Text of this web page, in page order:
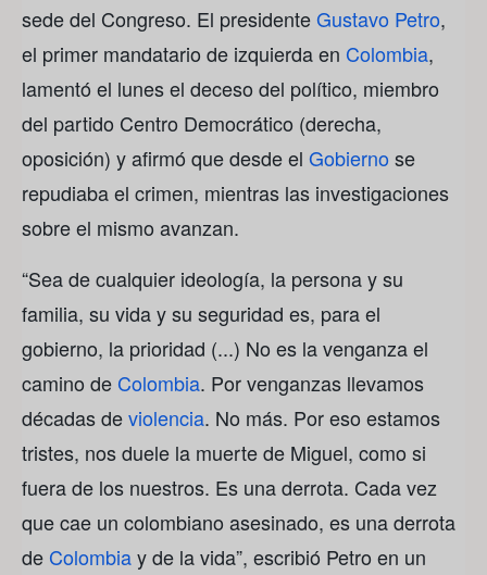
sede del Congreso. El presidenteGustavo Petro,
el primer mandatario de izquierda en Colombia,
lamentó el lunes el deceso del político, miembro
del partido Centro Democrático (derecha,
oposición) y afirmó que desde el Gobierno se
repudiaba el crimen, mientras las investigaciones
sobre el mismo avanzan.
“Sea de cualquier ideología, la persona y su
familia, su vida y su seguridad es, para el
gobierno, la prioridad (...) No es la venganza el
camino de Colombia. Por venganzas llevamos
décadas deviolencia. No más. Por eso estamos
tristes, nos duele la muerte de Miguel, como si
fuera de los nuestros. Es una derrota. Cada vez
que cae un colombiano asesinado, es una derrota
de Colombiay de la vida”, escribió Petro en un